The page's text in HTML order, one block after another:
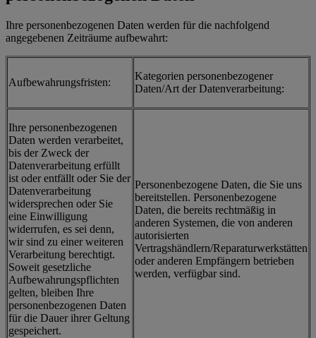
Ihre personenbezogenen Daten werden für die nachfolgend
angegebenen Zeiträume aufbewahrt:
Aufbewahrungsfristen:
Kategorien personenbezogener
Daten/Art der Datenverarbeitung:
Ihre personenbezogenen
Daten werden verarbeitet,
bis der Zweck der
Datenverarbeitung erfüllt
ist oder entfällt oder Sie der
Datenverarbeitung
widersprechen oder Sie
eine Einwilligung
widerrufen, es sei denn,
wir sind zu einer weiteren
Verarbeitung berechtigt.
Soweit gesetzliche
Aufbewahrungspflichten
gelten, bleiben Ihre
personenbezogenen Daten
für die Dauer ihrer Geltung
gespeichert.
Personenbezogene Daten, die Sie uns
bereitstellen. Personenbezogene
Daten, die bereits rechtmäßig in
anderen Systemen, die von anderen
autorisierten
Vertragshändlern/Reparaturwerkstätten
oder anderen Empfängern betrieben
werden, verfügbar sind.